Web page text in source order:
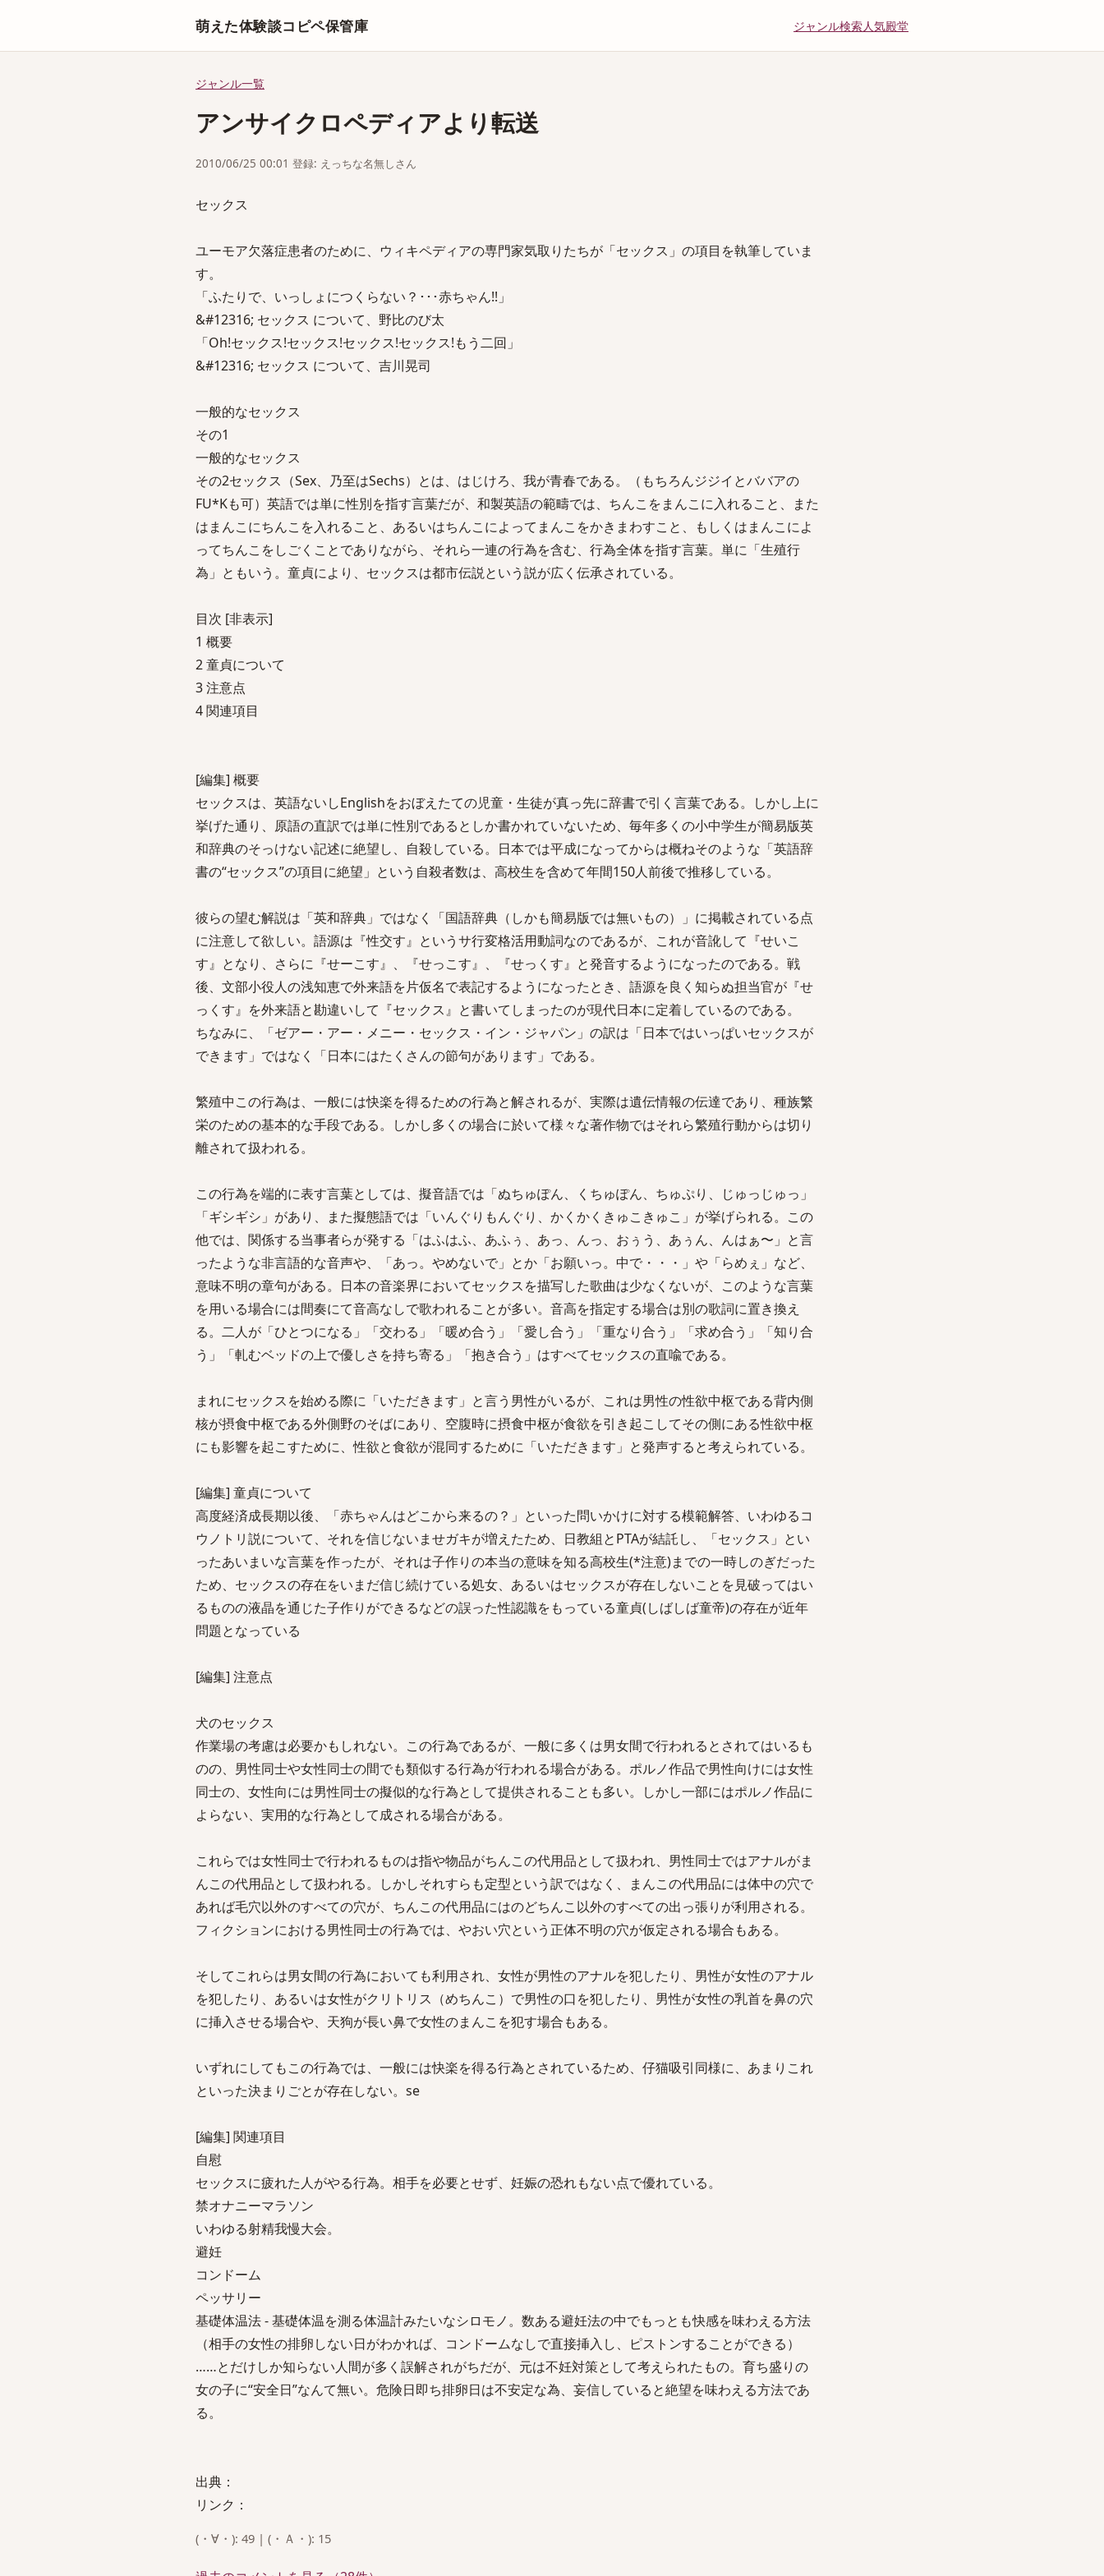
萌えた体験談コピペ保管庫 ジャンル検索人気殿堂
ジャンル一覧
アンサイクロペディアより転送
2010/06/25 00:01 登録: えっちな名無しさん
セックス
ユーモア欠落症患者のために、ウィキペディアの専門家気取りたちが「セックス」の項目を執筆していま
す。
「ふたりで、いっしょにつくらない？･･･赤ちゃん!!」
&#12316; セックス について、野比のび太
「Oh!セックス!セックス!セックス!セックス!もう二回」
&#12316; セックス について、吉川晃司
一般的なセックス
その1
一般的なセックス
その2セックス（Sex、乃至はSechs）とは、はじけろ、我が青春である。（もちろんジジイとババアの
FU*Kも可）英語では単に性別を指す言葉だが、和製英語の範疇では、ちんこをまんこに入れること、また
はまんこにちんこを入れること、あるいはちんこによってまんこをかきまわすこと、もしくはまんこによ
ってちんこをしごくことでありながら、それら一連の行為を含む、行為全体を指す言葉。単に「生殖行
為」ともいう。童貞により、セックスは都市伝説という説が広く伝承されている。
目次 [非表示]
1 概要
2 童貞について
3 注意点
4 関連項目
[編集] 概要
セックスは、英語ないしEnglishをおぼえたての児童・生徒が真っ先に辞書で引く言葉である。しかし上に
挙げた通り、原語の直訳では単に性別であるとしか書かれていないため、毎年多くの小中学生が簡易版英
和辞典のそっけない記述に絶望し、自殺している。日本では平成になってからは概ねそのような「英語辞
書の“セックス”の項目に絶望」という自殺者数は、高校生を含めて年間150人前後で推移している。
彼らの望む解説は「英和辞典」ではなく「国語辞典（しかも簡易版では無いもの）」に掲載されている点
に注意して欲しい。語源は『性交す』というサ行変格活用動詞なのであるが、これが音訛して『せいこ
す』となり、さらに『せーこす』、『せっこす』、『せっくす』と発音するようになったのである。戦
後、文部小役人の浅知恵で外来語を片仮名で表記するようになったとき、語源を良く知らぬ担当官が『せ
っくす』を外来語と勘違いして『セックス』と書いてしまったのが現代日本に定着しているのである。
ちなみに、「ゼアー・アー・メニー・セックス・イン・ジャパン」の訳は「日本ではいっぱいセックスが
できます」ではなく「日本にはたくさんの節句があります」である。
繁殖中この行為は、一般には快楽を得るための行為と解されるが、実際は遺伝情報の伝達であり、種族繁
栄のための基本的な手段である。しかし多くの場合に於いて様々な著作物ではそれら繁殖行動からは切り
離されて扱われる。
この行為を端的に表す言葉としては、擬音語では「ぬちゅぽん、くちゅぽん、ちゅぷり、じゅっじゅっ」
「ギシギシ」があり、また擬態語では「いんぐりもんぐり、かくかくきゅこきゅこ」が挙げられる。この
他では、関係する当事者らが発する「はふはふ、あふぅ、あっ、んっ、おぅう、あぅん、んはぁ〜」と言
ったような非言語的な音声や、「あっ。やめないで」とか「お願いっ。中で・・・」や「らめぇ」など、
意味不明の章句がある。日本の音楽界においてセックスを描写した歌曲は少なくないが、このような言葉
を用いる場合には間奏にて音高なしで歌われることが多い。音高を指定する場合は別の歌詞に置き換え
る。二人が「ひとつになる」「交わる」「暖め合う」「愛し合う」「重なり合う」「求め合う」「知り合
う」「軋むベッドの上で優しさを持ち寄る」「抱き合う」はすべてセックスの直喩である。
まれにセックスを始める際に「いただきます」と言う男性がいるが、これは男性の性欲中枢である背内側
核が摂食中枢である外側野のそばにあり、空腹時に摂食中枢が食欲を引き起こしてその側にある性欲中枢
にも影響を起こすために、性欲と食欲が混同するために「いただきます」と発声すると考えられている。
[編集] 童貞について
高度経済成長期以後、「赤ちゃんはどこから来るの？」といった問いかけに対する模範解答、いわゆるコ
ウノトリ説について、それを信じないませガキが増えたため、日教組とPTAが結託し、「セックス」とい
ったあいまいな言葉を作ったが、それは子作りの本当の意味を知る高校生(*注意)までの一時しのぎだった
ため、セックスの存在をいまだ信じ続けている処女、あるいはセックスが存在しないことを見破ってはい
るものの液晶を通じた子作りができるなどの誤った性認識をもっている童貞(しばしば童帝)の存在が近年
問題となっている
[編集] 注意点
犬のセックス
作業場の考慮は必要かもしれない。この行為であるが、一般に多くは男女間で行われるとされてはいるも
のの、男性同士や女性同士の間でも類似する行為が行われる場合がある。ポルノ作品で男性向けには女性
同士の、女性向には男性同士の擬似的な行為として提供されることも多い。しかし一部にはポルノ作品に
よらない、実用的な行為として成される場合がある。
これらでは女性同士で行われるものは指や物品がちんこの代用品として扱われ、男性同士ではアナルがま
んこの代用品として扱われる。しかしそれすらも定型という訳ではなく、まんこの代用品には体中の穴で
あれば毛穴以外のすべての穴が、ちんこの代用品にはのどちんこ以外のすべての出っ張りが利用される。
フィクションにおける男性同士の行為では、やおい穴という正体不明の穴が仮定される場合もある。
そしてこれらは男女間の行為においても利用され、女性が男性のアナルを犯したり、男性が女性のアナル
を犯したり、あるいは女性がクリトリス（めちんこ）で男性の口を犯したり、男性が女性の乳首を鼻の穴
に挿入させる場合や、天狗が長い鼻で女性のまんこを犯す場合もある。
いずれにしてもこの行為では、一般には快楽を得る行為とされているため、仔猫吸引同様に、あまりこれ
といった決まりごとが存在しない。se
[編集] 関連項目
自慰
セックスに疲れた人がやる行為。相手を必要とせず、妊娠の恐れもない点で優れている。
禁オナニーマラソン
いわゆる射精我慢大会。
避妊
コンドーム
ペッサリー
基礎体温法 - 基礎体温を測る体温計みたいなシロモノ。数ある避妊法の中でもっとも快感を味わえる方法
（相手の女性の排卵しない日がわかれば、コンドームなしで直接挿入し、ピストンすることができる）
……とだけしか知らない人間が多く誤解されがちだが、元は不妊対策として考えられたもの。育ち盛りの
女の子に“安全日”なんて無い。危険日即ち排卵日は不安定な為、妄信していると絶望を味わえる方法であ
る。
出典：
リンク：
(・∀・): 49 | (・Ａ・): 15